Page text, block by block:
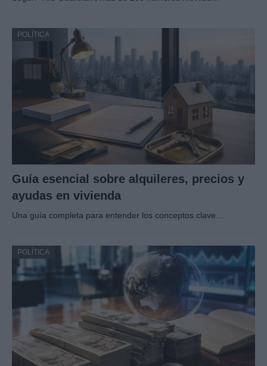
POLÍTICA
Guía esencial sobre alquileres, precios y
ayudas en vivienda
Una guía completa para entender los conceptos clave…
POLÍTICA